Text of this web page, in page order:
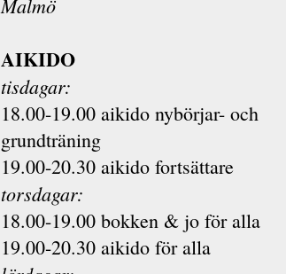
Malmö
AIKIDO
tisdagar:
18.00-19.00 aikido nybörjar- och
grundträning
19.00-20.30 aikido fortsättare
torsdagar:
18.00-19.00 bokken & jo för alla
19.00-20.30 aikido för alla